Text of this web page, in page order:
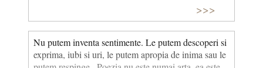
>>>
Nu putem inventa sentimente. Le putem descoperi si
exprima, iubi si uri, le putem apropia de inima sau le